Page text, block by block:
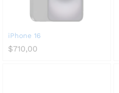
iPhone 16
$710,00